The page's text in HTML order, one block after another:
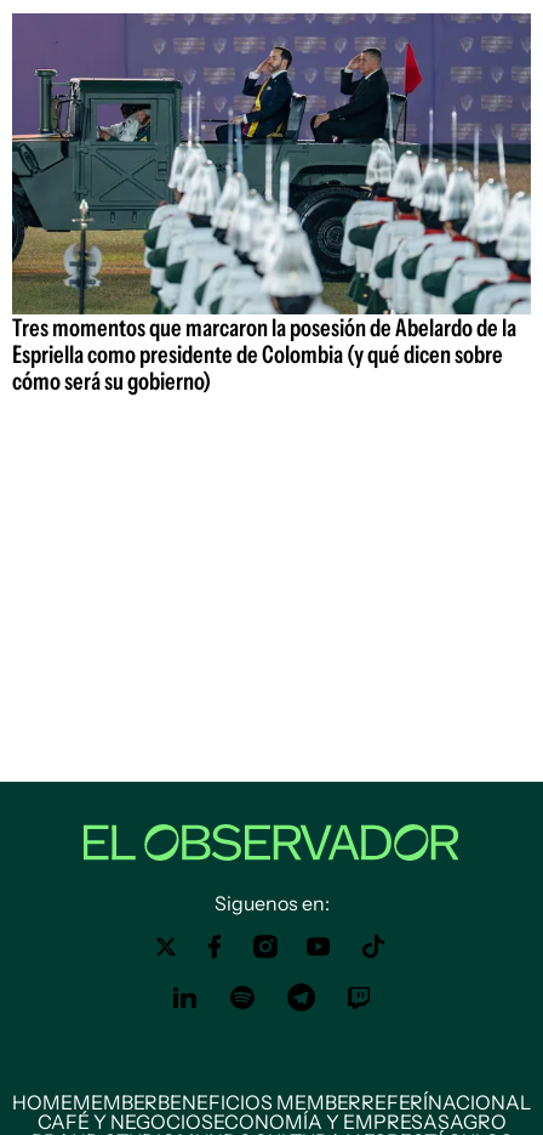
Tres momentos que marcaron la posesión de Abelardo de la
Espriella como presidente de Colombia (y qué dicen sobre
cómo será su gobierno)
Siguenos en:
HOMEMEMBERBENEFICIOS MEMBERREFERÍNACIONAL
CAFÉ Y NEGOCIOSECONOMÍA Y EMPRESASAGRO